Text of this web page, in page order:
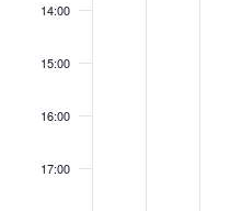
14:00
15:00
16:00
17:00